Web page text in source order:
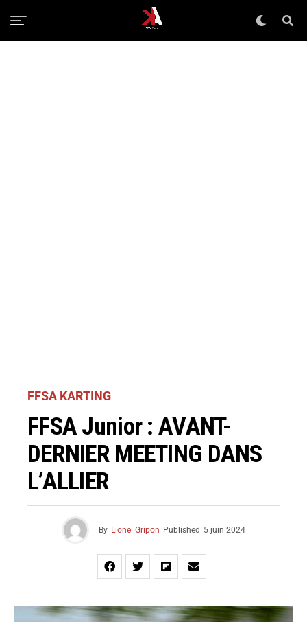
FFSA KARTING
FFSA Junior : AVANT-
DERNIER MEETING DANS
L’ALLIER
By Lionel Gripon Published 5 juin 2024